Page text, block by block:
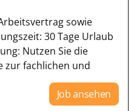
sowie
30 Tage Urlaub
Nutzen Sie die
zur fachlichen und
Job ansehen